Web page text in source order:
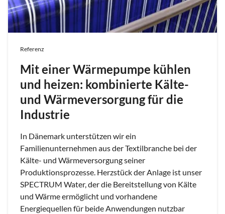
Referenz
Mit einer Wärmepumpe kühlen
und heizen: kombinierte Kälte-
und Wärmeversorgung für die
Industrie
In Dänemark unterstützen wir ein
Familienunternehmen aus der Textilbranche bei der
Kälte- und Wärmeversorgung seiner
Produktionsprozesse. Herzstück der Anlage ist unser
SPECTRUM Water, der die Bereitstellung von Kälte
und Wärme ermöglicht und vorhandene
Energiequellen für beide Anwendungen nutzbar